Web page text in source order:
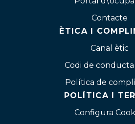
Contacte
ÈTICA I
Canal ètic
Codi de conducta
Política de
POLÍTICA I
Configura